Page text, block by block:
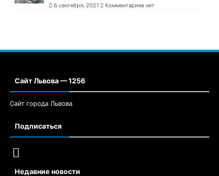
6 сентября, 2021 Комментариев нет
Сайт Львова — 1256
Сайт города Львова
Подписаться
Недавние новости